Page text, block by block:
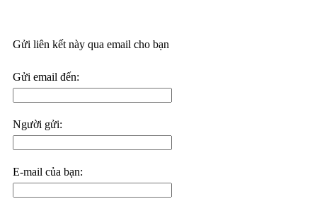
Gửi liên kết này qua email cho bạn
Gửi email đến:
Người gửi:
E-mail của bạn: